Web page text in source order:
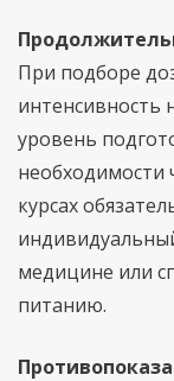
При подборе
интенсивность
уровень
необходимости
курсах
медицине или
питанию.